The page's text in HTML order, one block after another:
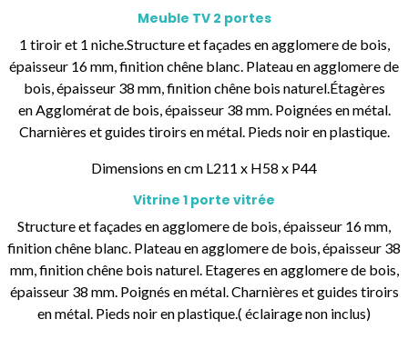
Meuble TV 2 portes
1 tiroir et 1 niche.Structure et façades en agglomere de bois,
épaisseur 16 mm, finition chêne blanc. Plateau en agglomere de
bois, épaisseur 38 mm, finition chêne bois naturel.Étagères
en Agglomérat de bois, épaisseur 38 mm. Poignées en métal.
Charnières et guides tiroirs en métal. Pieds noir en plastique.
Dimensions en cm L211 x H58 x P44
Vitrine 1 porte vitrée
Structure et façades en agglomere de bois, épaisseur 16 mm,
finition chêne blanc. Plateau en agglomere de bois, épaisseur 38
mm, finition chêne bois naturel. Etageres en agglomere de bois,
épaisseur 38 mm. Poignés en métal. Charnières et guides tiroirs
en métal. Pieds noir en plastique.( éclairage non inclus)